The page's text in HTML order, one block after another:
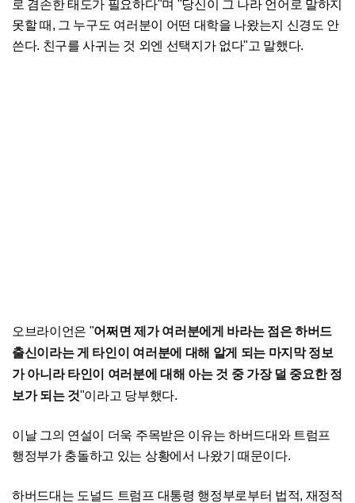
로 겸손한 태도가 필요하다"며 "당신이 그 나라 언어로 말하지
못할 때, 그 누구도 여러분이 어떤 대학을 나왔는지 신경도 안
쓴다. 친구를 사귀는 것 외엔 선택지가 없다"고 말했다.
오브라이언은 "어쩌면 제가 여러분에게 바라는 점은 하버드
출신이라는 게 타인이 여러분에 대해 알게 되는 마지막 정보
가 아니라 타인이 여러분에 대해 아는 것 중 가장 덜 중요한 정
보가 되는 것"이라고 당부했다.
이날 그의 연설이 더욱 주목받은 이유는 하버드대와 트럼프
행정부가 충돌하고 있는 상황에서 나왔기 때문이다.
하버드대는 도널드 트럼프 대통령 행정부로부터 법적, 재정적